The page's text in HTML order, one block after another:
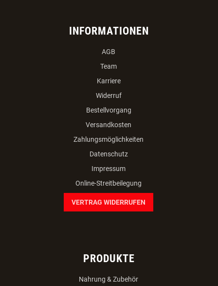
INFORMATIONEN
AGB
Team
Karriere
Widerruf
Bestellvorgang
Versandkosten
Zahlungsmöglichkeiten
Datenschutz
Impressum
Online-Streitbeilegung
VERTRAG WIDERRUFEN
PRODUKTE
Nahrung & Zubehör